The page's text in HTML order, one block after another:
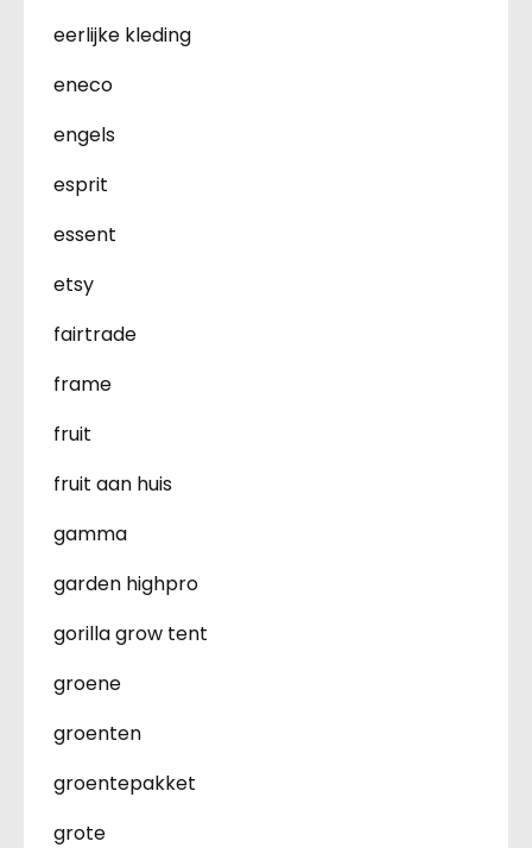
eerlijke kleding
eneco
engels
esprit
essent
etsy
fairtrade
frame
fruit
fruit aan huis
gamma
garden highpro
gorilla grow tent
groene
groenten
groentepakket
grote